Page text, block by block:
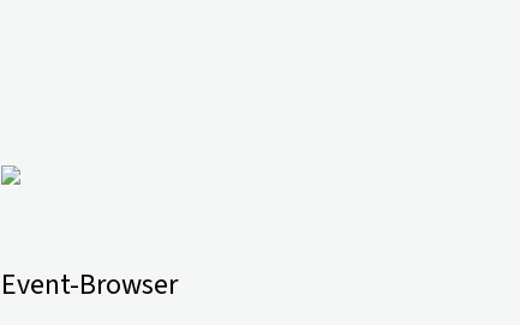
Event-Browser